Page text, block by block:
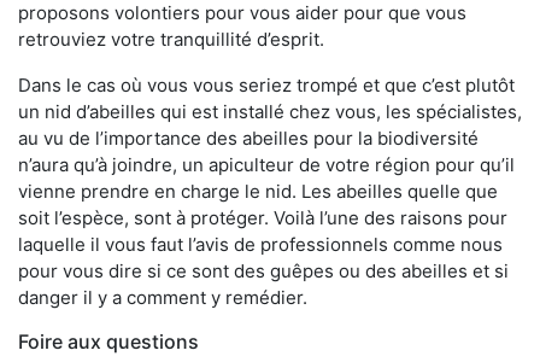
proposons volontiers pour vous aider pour que vous
retrouviez votre tranquillité d’esprit.
Dans le cas où vous vous seriez trompé et que c’est plutôt
un nid d’abeilles qui est installé chez vous, les spécialistes,
au vu de l’importance des abeilles pour la biodiversité
n’aura qu’à joindre, un apiculteur de votre région pour qu’il
vienne prendre en charge le nid. Les abeilles quelle que
soit l’espèce, sont à protéger. Voilà l’une des raisons pour
laquelle il vous faut l’avis de professionnels comme nous
pour vous dire si ce sont des guêpes ou des abeilles et si
danger il y a comment y remédier.
Foire aux questions